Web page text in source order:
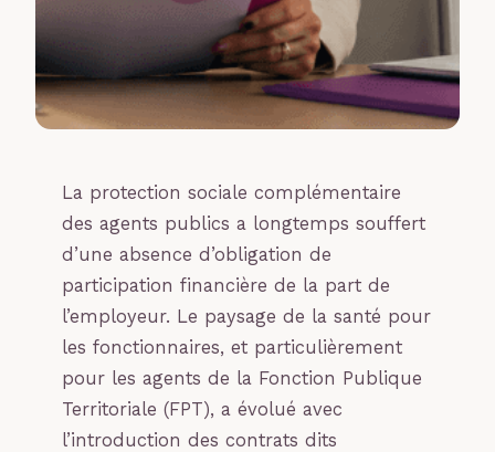
La protection sociale complémentaire
des agents publics a longtemps souffert
d’une absence d’obligation de
participation financière de la part de
l’employeur. Le paysage de la santé pour
les fonctionnaires, et particulièrement
pour les agents de la Fonction Publique
Territoriale (FPT), a évolué avec
l’introduction des contrats dits